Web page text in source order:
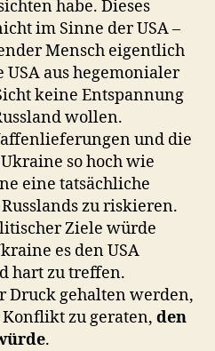
habe. Dieses
im Sinne der USA –
Mensch eigentlich
aus hegemonialer
keine Entspannung
wollen.
und die
so hoch wie
eine tatsächliche
zu riskieren.
Ziele würde
es den USA
hart zu treffen.
Druck gehalten werden,
zu geraten, den
.